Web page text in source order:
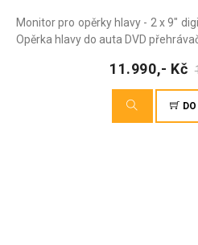
Monitor pro opěrky hlavy - 2 x 9"
Opěrka hlavy do auta DVD
11.990,- Kč